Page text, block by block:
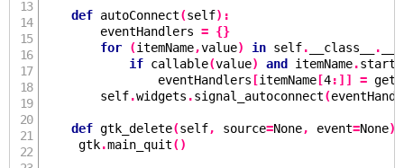
def autoConnect(self):
        eventHandlers
= {}
for
(itemName,value) in self. __class__ .
if callable(value) and itemName.
                eventHandlers
[itemName [4:]] =
        self
.widgets .signal_autoconnect(
def gtk_delete(self, source=None, event=None):
     gtk
.main_quit()